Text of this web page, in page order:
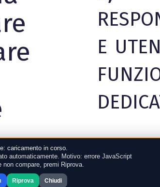
e
caricamento in corso.
automaticamente. Motivo: errore JavaScript
non compare, premi Riprova.
Riprova Chiudi